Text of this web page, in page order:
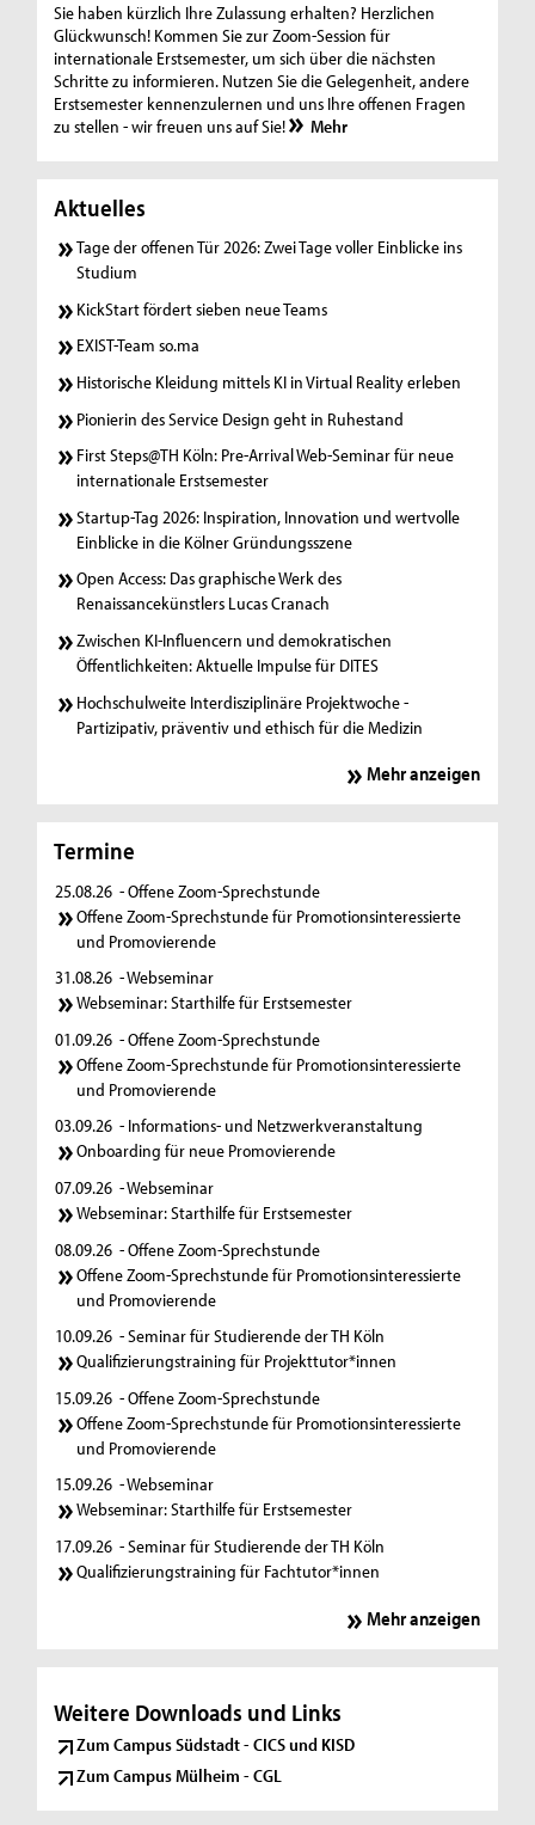
Sie haben kürzlich Ihre Zulassung erhalten? Herzlichen
Glückwunsch! Kommen Sie zur Zoom-Session für
internationale Erstsemester, um sich über die nächsten
Schritte zu informieren. Nutzen Sie die Gelegenheit, andere
Erstsemester kennenzulernen und uns Ihre offenen Fragen
zu stellen - wir freuen uns auf Sie!
Mehr
Aktuelles
Tage der offenen Tür 2026: Zwei Tage voller Einblicke ins
Studium
KickStart fördert sieben neue Teams
EXIST-Team so.ma
Historische Kleidung mittels KI in Virtual Reality erleben
Pionierin des Service Design geht in Ruhestand
First Steps@TH Köln: Pre-Arrival Web-Seminar für neue
internationale Erstsemester
Startup-Tag 2026: Inspiration, Innovation und wertvolle
Einblicke in die Kölner Gründungsszene
Open Access: Das graphische Werk des
Renaissancekünstlers Lucas Cranach
Zwischen KI-Influencern und demokratischen
Öffentlichkeiten: Aktuelle Impulse für DITES
Hochschulweite Interdisziplinäre Projektwoche -
Partizipativ, präventiv und ethisch für die Medizin
Mehr anzeigen
Termine
25.08.26 - Offene Zoom-Sprechstunde
Offene Zoom-Sprechstunde für Promotionsinteressierte
und Promovierende
31.08.26 - Webseminar
Webseminar: Starthilfe für Erstsemester
01.09.26 - Offene Zoom-Sprechstunde
Offene Zoom-Sprechstunde für Promotionsinteressierte
und Promovierende
03.09.26 - Informations- und Netzwerkveranstaltung
Onboarding für neue Promovierende
07.09.26 - Webseminar
Webseminar: Starthilfe für Erstsemester
08.09.26 - Offene Zoom-Sprechstunde
Offene Zoom-Sprechstunde für Promotionsinteressierte
und Promovierende
10.09.26 - Seminar für Studierende der TH Köln
Qualifizierungstraining für Projekttutor*innen
15.09.26 - Offene Zoom-Sprechstunde
Offene Zoom-Sprechstunde für Promotionsinteressierte
und Promovierende
15.09.26 - Webseminar
Webseminar: Starthilfe für Erstsemester
17.09.26 - Seminar für Studierende der TH Köln
Qualifizierungstraining für Fachtutor*innen
Mehr anzeigen
Weitere Downloads und Links
Zum Campus Südstadt - CICS und KISD
Zum Campus Mülheim - CGL